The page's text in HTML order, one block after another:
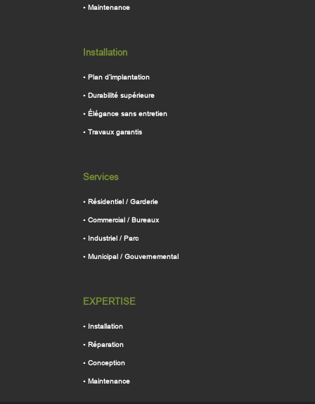
• Maintenance
Installation
• Plan d’implantation
• Durabilité supérieure
• Élégance sans entretien
• Travaux garantis
Services
• Résidentiel / Garderie
• Commercial / Bureaux
• Industriel / Parc
• Municipal / Gouvernemental
EXPERTISE
• Installation
• Réparation
• Conception
• Maintenance